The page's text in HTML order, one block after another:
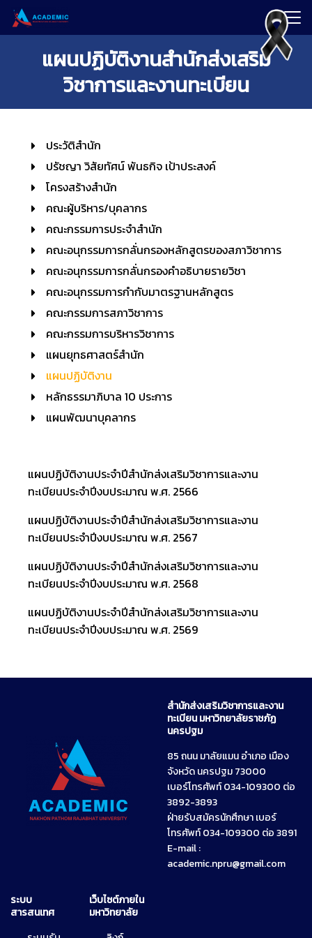
แผนปฏิบัติงานสำนักส่งเสริม
วิชาการและงานทะเบียน
ประวัติสำนัก
ปรัชญา วิสัยทัศน์ พันธกิจ เป้าประสงค์
โครงสร้างสำนัก
คณะผู้บริหาร/บุคลากร
คณะกรรมการประจำสำนัก
คณะอนุกรรมการกลั่นกรองหลักสูตรของสภาวิชาการ
คณะอนุกรรมการกลั่นกรองคำอธิบายรายวิชา
คณะอนุกรรมการกำกับมาตรฐานหลักสูตร
คณะกรรมการสภาวิชาการ
คณะกรรมการบริหารวิชาการ
แผนยุทธศาสตร์สำนัก
แผนปฏิบัติงาน
หลักธรรมาภิบาล 10 ประการ
แผนพัฒนาบุคลากร
แผนปฏิบัติงานประจำปีสำนักส่งเสริมวิชาการและงาน
ทะเบียนประจำปีงบประมาณ พ.ศ. 2566
แผนปฏิบัติงานประจำปีสำนักส่งเสริมวิชาการและงาน
ทะเบียนประจำปีงบประมาณ พ.ศ. 2567
แผนปฏิบัติงานประจำปีสำนักส่งเสริมวิชาการและงาน
ทะเบียนประจำปีงบประมาณ พ.ศ. 2568
แผนปฏิบัติงานประจำปีสำนักส่งเสริมวิชาการและงาน
ทะเบียนประจำปีงบประมาณ พ.ศ. 2569
สำนักส่งเสริมวิชาการและงาน
ทะเบียน มหาวิทยาลัยราชภัฏ
นครปฐม
85 ถนน มาลัยแมน อำเภอ เมือง
จังหวัด นครปฐม 73000
เบอร์โทรศัพท์ 034-109300 ต่อ
3892-3893
ฝ่ายรับสมัครนักศึกษา เบอร์
โทรศัพท์ 034-109300 ต่อ 3891
E-mail :
academic.npru@gmail.com
ระบบ
สารสนเทศ
เว็บไซต์ภายใน
มหาวิทยาลัย